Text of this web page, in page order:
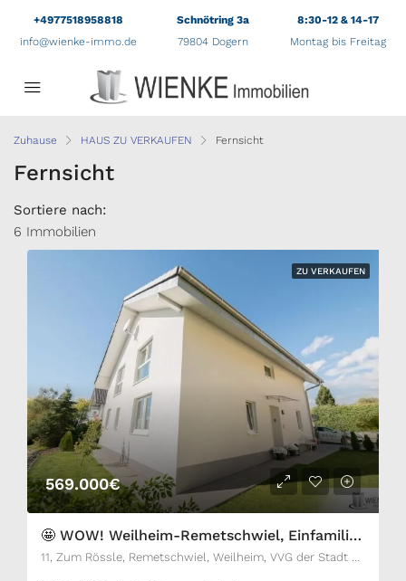
+4977518958818
info@wienke-immo.de
Schnötring 3a
79804 Dogern
8:30-12 & 14-17
Montag bis Freitag
Zuhause HAUS ZU VERKAUFEN Fernsicht
Fernsicht
6 Immobilien
Sortiere nach:
ZU VERKAUFEN
569.000€
🤩 WOW! Weilheim-Remetschwiel, Einfamilienhaus mit Garage, Carport, Luft-Wärme Pumpe, Einbauküche, Kaminofen, Garten…
11, Zum Rössle, Remetschwiel, Weilheim, VVG der Stadt Waldshut-Tiengen, Landkreis Waldshut, Baden-Württemberg, 79809, Deutschland